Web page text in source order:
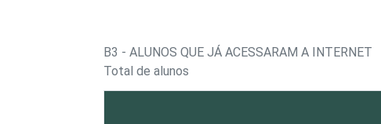
B3 - ALUNOS QUE JÁ ACESSARAM A INTERNET
Total de alunos